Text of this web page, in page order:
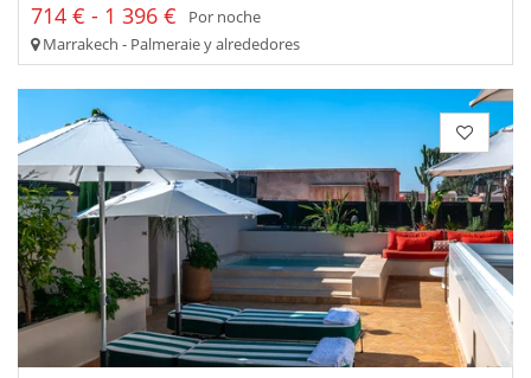
714 € - 1 396 €
Por noche
Marrakech - Palmeraie y alrededores